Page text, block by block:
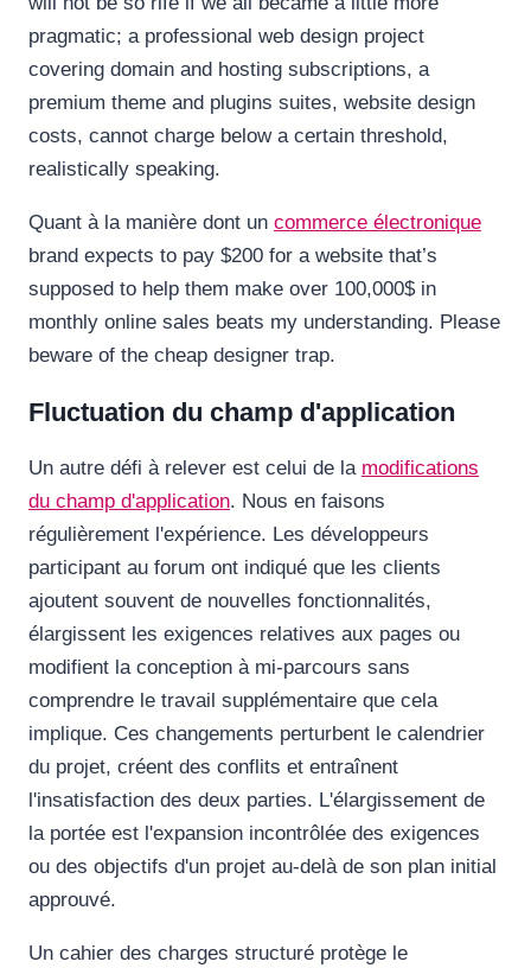
pragmatic; a professional web design project
covering domain and hosting subscriptions, a
premium theme and plugins suites, website design
costs, cannot charge below a certain threshold,
realistically speaking.
Quant à la manière dont un commerce électronique
brand expects to pay $200 for a website that’s
supposed to help them make over 100,000$ in
monthly online sales beats my understanding. Please
beware of the cheap designer trap.
Fluctuation du champ d'application
Un autre défi à relever est celui de la modifications
du champ d'application. Nous en faisons
régulièrement l'expérience. Les développeurs
participant au forum ont indiqué que les clients
ajoutent souvent de nouvelles fonctionnalités,
élargissent les exigences relatives aux pages ou
modifient la conception à mi-parcours sans
comprendre le travail supplémentaire que cela
implique. Ces changements perturbent le calendrier
du projet, créent des conflits et entraînent
l'insatisfaction des deux parties. L'élargissement de
la portée est l'expansion incontrôlée des exigences
ou des objectifs d'un projet au-delà de son plan initial
approuvé.
Un cahier des charges structuré protège le